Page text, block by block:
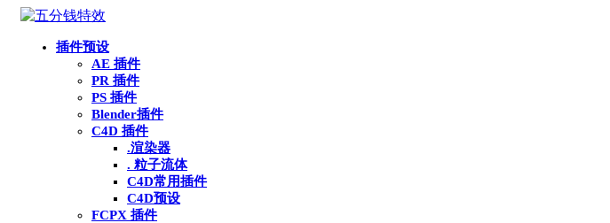
插件预设
AE 插件
PR 插件
PS 插件
Blender插件
C4D 插件
.渲染器
. 粒子流体
C4D常用插件
C4D预设
FCPX 插件